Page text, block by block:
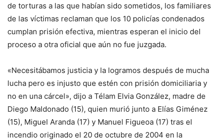
de torturas a las que habían sido sometidos, los familiares
de las víctimas reclaman que los 10 policías condenados
cumplan prisión efectiva, mientras esperan el inicio del
proceso a otra oficial que aún no fue juzgada.
«Necesitábamos justicia y la logramos después de mucha
lucha pero es injusto que estén con prisión domiciliaria y
no en una cárcel», dijo a Télam Elvia González, madre de
Diego Maldonado (15), quien murió junto a Elías Giménez
(15), Miguel Aranda (17) y Manuel Figueoa (17) tras el
incendio originado el 20 de octubre de 2004 en la